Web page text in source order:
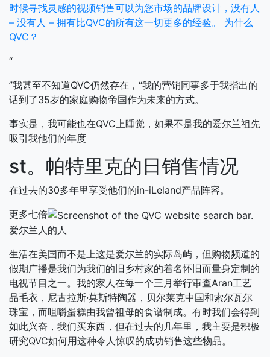
时候寻找灵感的视频销售可以为您市场的品牌设计，没有人
– 没有人 – 拥有比QVC的所有这一切更多的经验。 为什么
QVC？
“
”我甚至不知道QVC仍然存在，“我的营销同事多于我指出的
话到了35岁的家庭购物帝国作为未来的方式。
事实是，我可能也在QVC上睡觉，如果不是我的爱尔兰祖先
吸引我他们的年度
st。帕特里克的日销售情况
在过去的30多年里享受他们的in-iLeland产品阵容。
更多七倍
爱尔兰人的人
生活在美国而不是上这是爱尔兰的实际岛屿，但购物频道的
假期广播是我们为我们的旧乡村家的着名怀旧而量身定制的
电视节目之一。我的家人在每一个三月举行审查Aran工艺
品毛衣，尼古拉斯·莫斯特陶器，贝尔莱克中国和索尔瓦尔
珠宝，而咀嚼蛋糕由我曾祖母的食谱制成。有时我们会得到
如此兴奋，我们买东西，但在过去的几年里，我主要是积极
研究QVC如何用这种令人惊叹的成功销售这些物品。